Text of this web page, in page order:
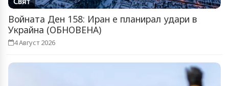
Войната Ден 158: Иран е планирал удари в
Украйна (ОБНОВЕНА)
4 Август 2026